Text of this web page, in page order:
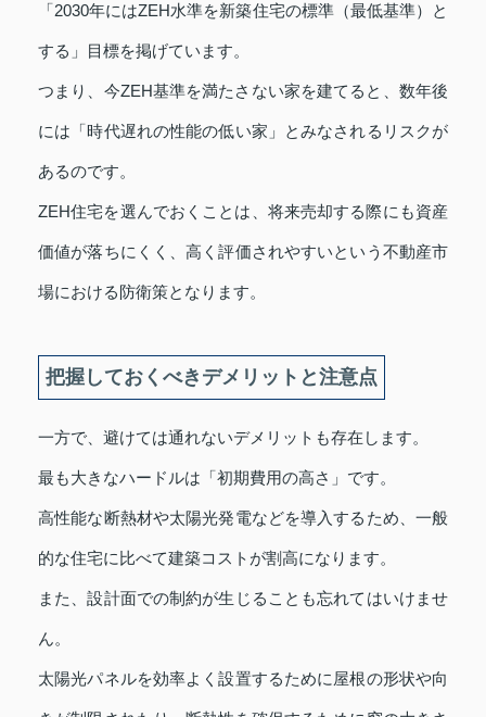
「2030年にはZEH水準を新築住宅の標準（最低基準）と
する」目標を掲げています。
つまり、今ZEH基準を満たさない家を建てると、数年後
には「時代遅れの性能の低い家」とみなされるリスクが
あるのです。
ZEH住宅を選んでおくことは、将来売却する際にも資産
価値が落ちにくく、高く評価されやすいという不動産市
場における防衛策となります。
把握しておくべきデメリットと注意点
一方で、避けては通れないデメリットも存在します。
最も大きなハードルは「初期費用の高さ」です。
高性能な断熱材や太陽光発電などを導入するため、一般
的な住宅に比べて建築コストが割高になります。
また、設計面での制約が生じることも忘れてはいけませ
ん。
太陽光パネルを効率よく設置するために屋根の形状や向